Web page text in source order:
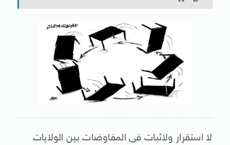
لا استقرار ولاثبات فى المفاوضات بين الولايات